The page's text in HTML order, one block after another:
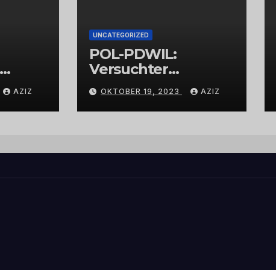
AZIZ
UNCATEGORIZED
POL-PDWIL:
Versuchter
Einbruch im
Gewerbegebiet
Wittlich
OKTOBER 19, 2023 AZIZ